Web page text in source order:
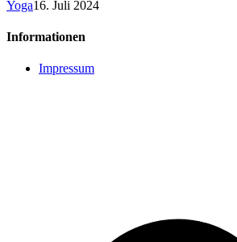
Yoga16. Juli 2024
Informationen
Impressum